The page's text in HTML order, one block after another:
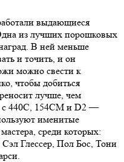
выдающиеся
из лучших порошковых
В ней меньше
и точить, и он
можно свести к
чтобы добиться
лучше, чем
с 440С, 154СМ и D2 —
именитые
среди которых:
Глессер, Пол Бос, Тони